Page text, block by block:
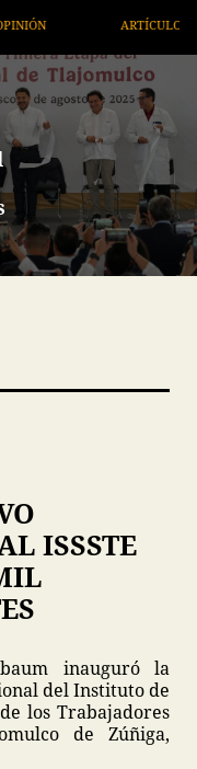
ARTÍCULOS
ISSSTE
inauguró la
del Instituto de
los Trabajadores
de Zúñiga,